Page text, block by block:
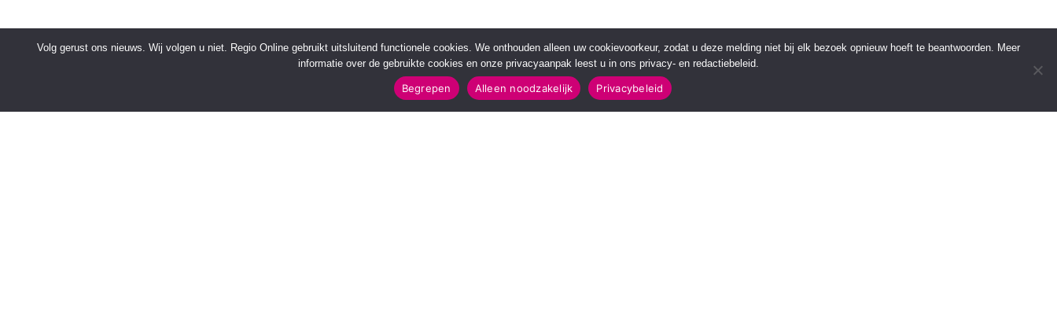
Volg gerust ons nieuws. Wij volgen u niet. Regio Online gebruikt uitsluitend functionele cookies. We onthouden alleen uw cookievoorkeur, zodat u deze melding niet bij elk bezoek opnieuw hoeft te beantwoorden. Meer
informatie over de gebruikte cookies en onze privacyaanpak leest u in ons privacy- en redactiebeleid.
Begrepen Alleen noodzakelijk Privacybeleid